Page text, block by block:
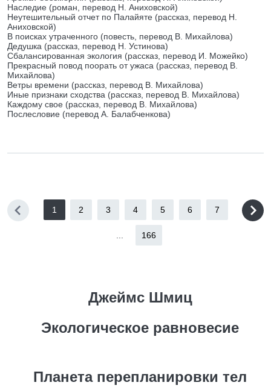
Наследие (роман, перевод Н. Аниховской)
Неутешительный отчет по Палайяте (рассказ, перевод Н.
Аниховской)
В поисках утраченного (повесть, перевод В. Михайлова)
Дедушка (рассказ, перевод Н. Устинова)
Сбалансированная экология (рассказ, перевод И. Можейко)
Прекрасный повод поорать от ужаса (рассказ, перевод В.
Михайлова)
Ветры времени (рассказ, перевод В. Михайлова)
Иные признаки сходства (рассказ, перевод В. Михайлова)
Каждому свое (рассказ, перевод В. Михайлова)
Послесловие (перевод А. Балабченкова)
1 2 3 4 5 6 7
166
Джеймс Шмиц
Экологическое равновесие
Планета перепланировки тел